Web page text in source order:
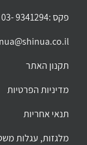
פקס :9341294 -03
תקנון האתר
מדיניות הפרטיות
תנאי אחריות
מלגזות, עגלות